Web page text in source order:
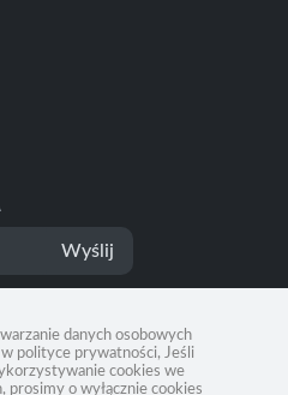
danych osobowych
w polityce prywatności, Jeśli
cookies we
prosimy o wyłącznie cookies
Wyślij